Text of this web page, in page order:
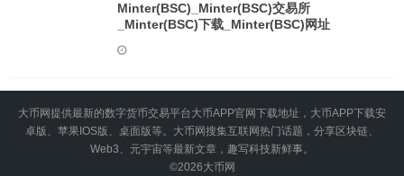
Minter(BSC)_Minter(BSC)交易所
_Minter(BSC)下载_Minter(BSC)网址
大币网提供最新的数字货币交易平台大币APP官网下载地址，大币APP下载安
卓版、苹果IOS版、桌面版等。大币网搜集互联网热门话题，分享区块链、
Web3、元宇宙等最新文章，趣写科技新鲜事。
©2026大币网